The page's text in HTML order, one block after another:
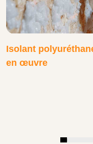
Isolant
en œuvre